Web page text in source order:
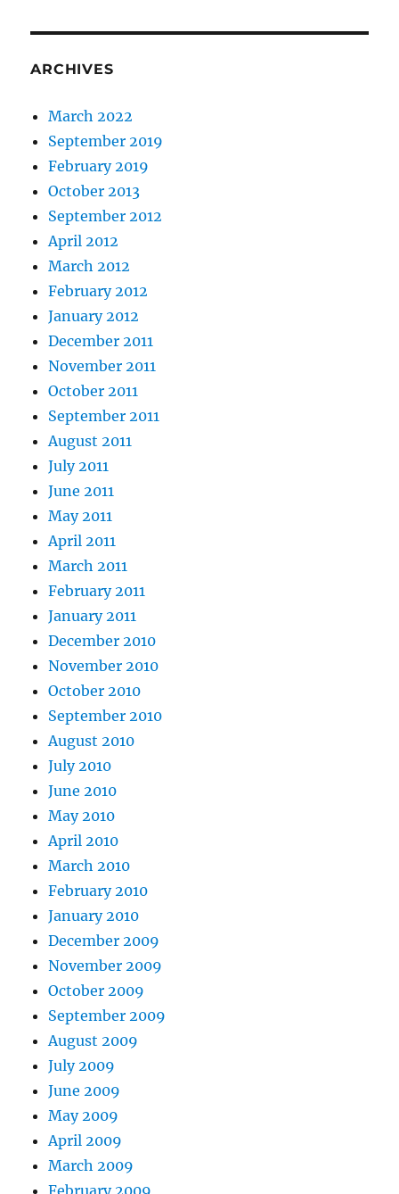
ARCHIVES
March 2022
September 2019
February 2019
October 2013
September 2012
April 2012
March 2012
February 2012
January 2012
December 2011
November 2011
October 2011
September 2011
August 2011
July 2011
June 2011
May 2011
April 2011
March 2011
February 2011
January 2011
December 2010
November 2010
October 2010
September 2010
August 2010
July 2010
June 2010
May 2010
April 2010
March 2010
February 2010
January 2010
December 2009
November 2009
October 2009
September 2009
August 2009
July 2009
June 2009
May 2009
April 2009
March 2009